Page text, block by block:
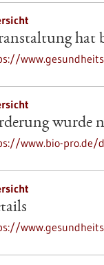
hat
wurde
www.bio-pro.de/